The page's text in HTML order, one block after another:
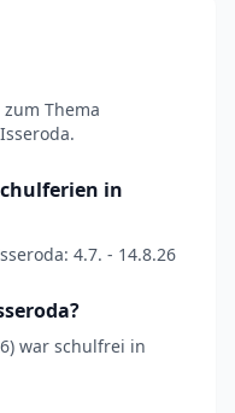
Thema
in
4.7. - 14.8.26
war schulfrei in